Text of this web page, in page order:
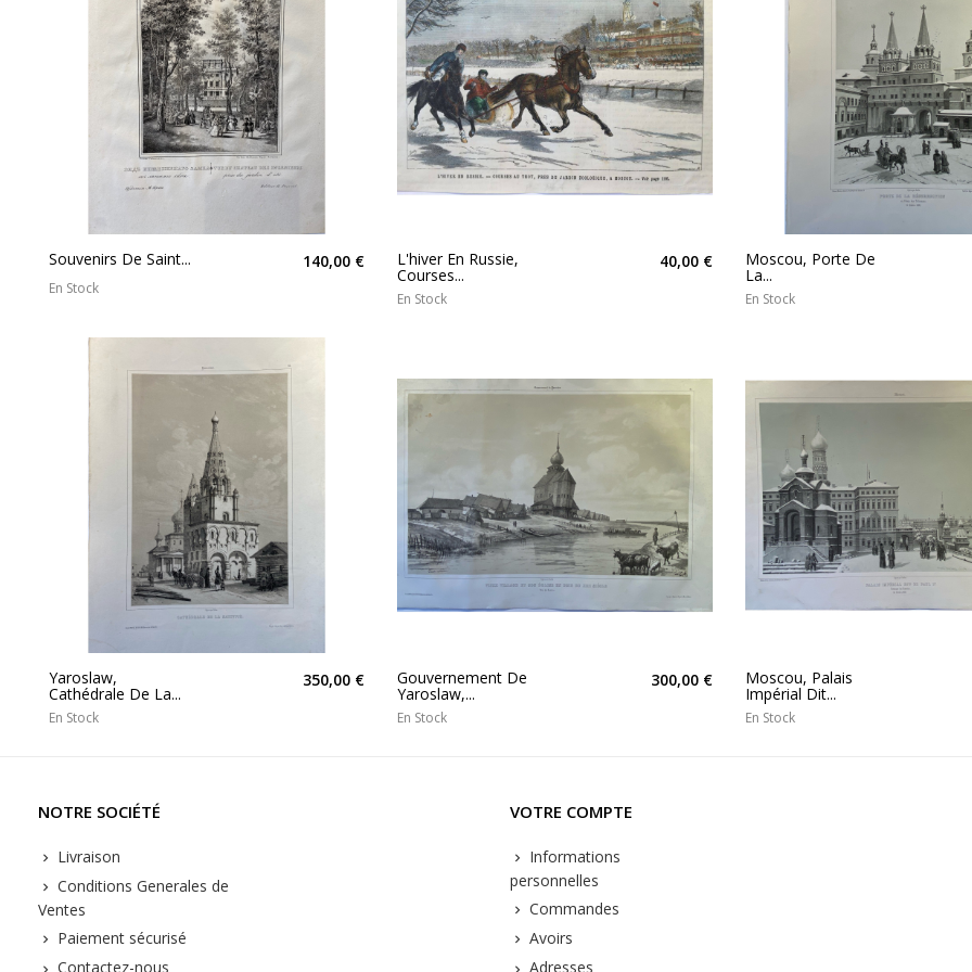
Souvenirs De Saint... 140,00 €
En Stock
L'hiver En Russie,
Courses...
40,00 €
En Stock
Moscou, Porte De
La...
En Stock
Yaroslaw,
Cathédrale De La...
350,00 €
En Stock
Gouvernement De
Yaroslaw,...
300,00 €
En Stock
Moscou, Palais
Impérial Dit...
En Stock
NOTRE SOCIÉTÉ
Livraison
Conditions Generales de
Ventes
Paiement sécurisé
Contactez-nous
VOTRE COMPTE
Informations
personnelles
Commandes
Avoirs
Adresses